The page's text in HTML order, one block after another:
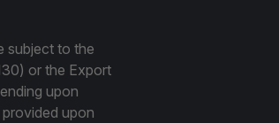
subject to the
or the Export
upon
upon